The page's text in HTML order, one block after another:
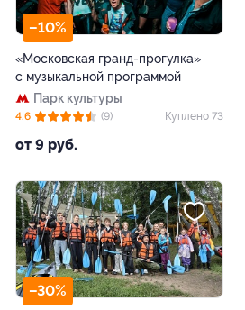
–10%
«Московская гранд-прогулка»
с музыкальной программой
Парк культуры
от 9 руб.
4.6 (9) Куплено 73
–30%